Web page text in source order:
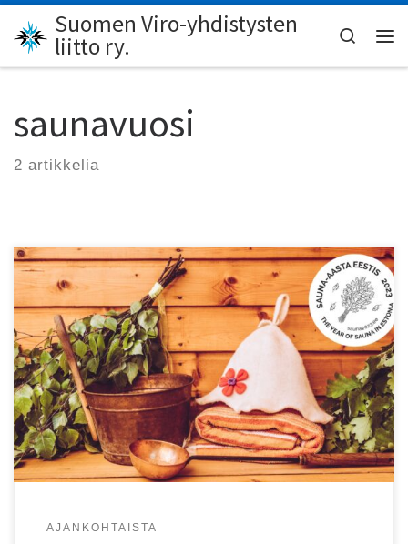
Skip to content
Suomen Viro-yhdistysten
liitto ry.
Search
saunavuosi
2 artikkelia
Viro-asiantuntija Pekka Linnainen kertoo Eesti Majassa
21.3. virolaisesta saunakulttuurista.
AJANKOHTAISTA